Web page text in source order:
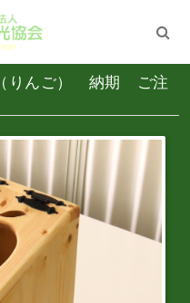
りんご） 納期 ご注